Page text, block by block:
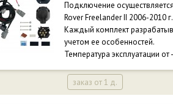
Подключение
Rover Freelander II 2006-2010
Каждый комплект
учетом ее особенностей.
Температура эксплуатации от
заказ от 1 д.